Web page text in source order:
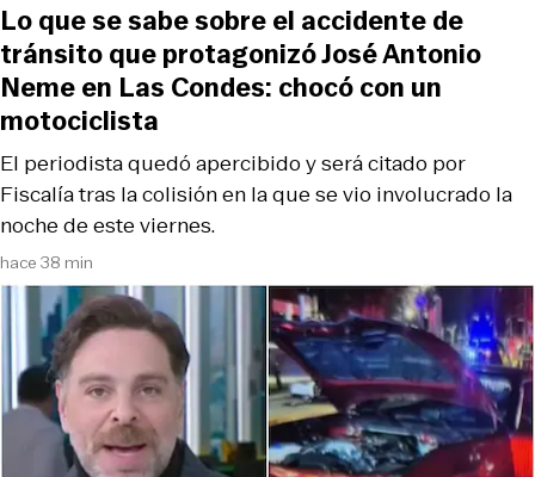
hace 38 min
El periodista quedó apercibido y será citado por
Fiscalía tras la colisión en la que se vio involucrado la
noche de este viernes.
Lo que se sabe sobre el accidente de
tránsito que protagonizó José Antonio
Neme en Las Condes: chocó con un
motociclista